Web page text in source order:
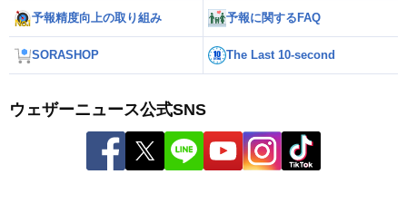
予報精度向上の取り組み 予報に関するFAQ
SORASHOP The Last 10-second
ウェザーニュース公式SNS